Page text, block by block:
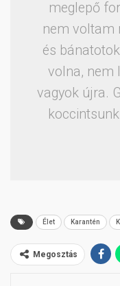
meglepő
nem voltam
és
volna, nem
vagyok újra.
Élet Karantén
Megosztás